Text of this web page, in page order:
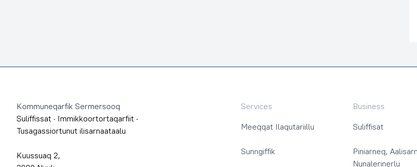
Kommuneqarfik Sermersooq
Suliffissat · Immikkoortortaqarfiit ·
Tusagassiortunut ilisarnaataalu
Kuussuaq 2,
Services
Meeqqat Ilaqutariillu
Sunngiffik
Business
Suliffisat
Piniarneq,
Nunalerinerlu